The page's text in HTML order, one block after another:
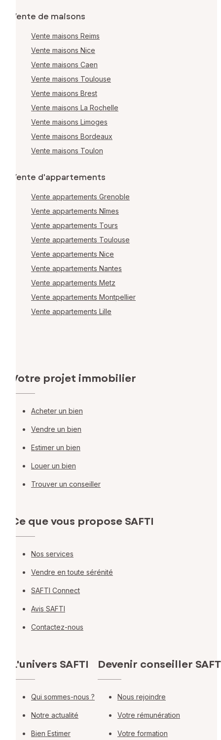
Vente de maisons
Vente maisons Reims
Vente maisons Nice
Vente maisons Caen
Vente maisons Toulouse
Vente maisons Brest
Vente maisons La Rochelle
Vente maisons Limoges
Vente maisons Bordeaux
Vente maisons Toulon
Vente d'appartements
Vente appartements Grenoble
Vente appartements Nîmes
Vente appartements Tours
Vente appartements Toulouse
Vente appartements Nice
Vente appartements Nantes
Vente appartements Metz
Vente appartements Montpellier
Vente appartements Lille
Votre projet immobilier
Acheter un bien
Vendre un bien
Estimer un bien
Louer un bien
Trouver un conseiller
Ce que vous propose SAFTI
Nos services
Vendre en toute sérénité
SAFTI Connect
Avis SAFTI
Contactez-nous
L'univers SAFTI
Qui sommes-nous ?
Notre actualité
Bien Estimer
Devenir conseiller
Nous rejoindre
Votre rémunération
Votre formation